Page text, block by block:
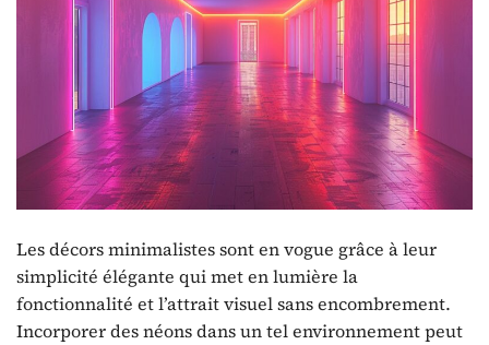
Les décors minimalistes sont en vogue grâce à leur
simplicité élégante qui met en lumière la
fonctionnalité et l’attrait visuel sans encombrement.
Incorporer des néons dans un tel environnement peut